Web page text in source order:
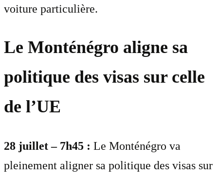
voiture particulière.
Le Monténégro aligne sa
politique des visas sur celle
de l’UE
28 juillet – 7h45 : Le Monténégro va
pleinement aligner sa politique des visas sur